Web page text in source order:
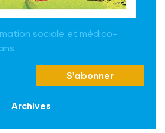
sociale et médico-
S'abonner
Archives